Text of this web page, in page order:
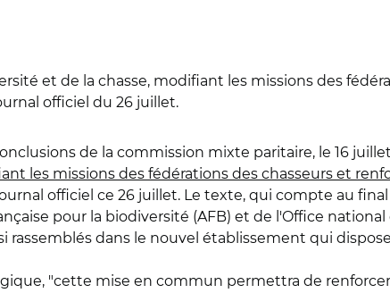
et de la chasse, modifiant les missions des
officiel du 26 juillet.
de la commission mixte paritaire, le 16
les missions des fédérations des chasseurs et
officiel ce 26 juillet. Le texte, qui compte au final
pour la biodiversité (AFB) et de l'Office
rassemblés dans le nouvel établissement qui
"cette mise en commun permettra de